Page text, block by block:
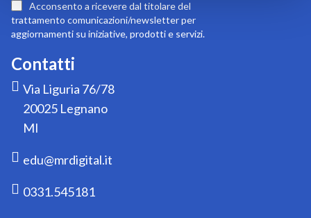
Contatti
Via Liguria 76/78
20025 Legnano
MI
edu@mrdigital.it
0331.545181
newsletter:
Acconsento a ricevere dal titolare del
trattamento comunicazioni/newsletter per
aggiornamenti su iniziative, prodotti e servizi.